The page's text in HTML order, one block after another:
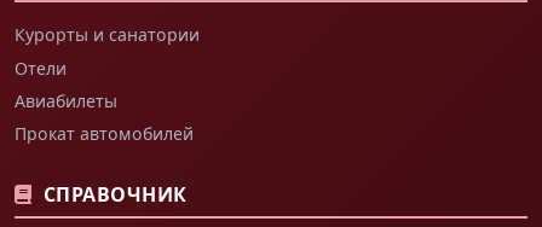
Курорты и санатории
Отели
Авиабилеты
Прокат автомобилей
СПРАВОЧНИК